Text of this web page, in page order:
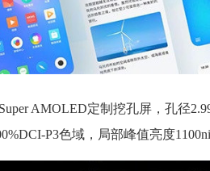
AMOLED定制挖孔屏，孔径
P3色域，局部峰值亮度